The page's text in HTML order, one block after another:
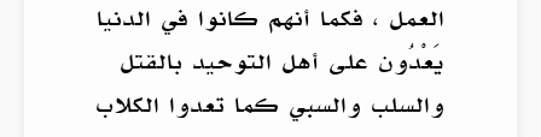
العمل ، فكما أنهم كانوا في الدنيا
يَعْدُون على أهل التوحيد بالقتل
والسلب والسبي كما تعدوا الكلاب